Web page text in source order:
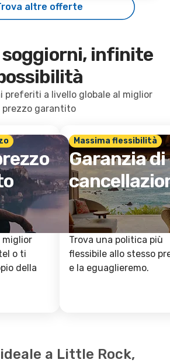
altre offerte
soggiorni, infinite
preferiti a livello globale al miglior
prezzo garantito
miglior
o ti
della
Massima flessibilità
Garanzia di
Trova una politica più
flessibile allo stesso
e la eguaglieremo.
a Little Rock,